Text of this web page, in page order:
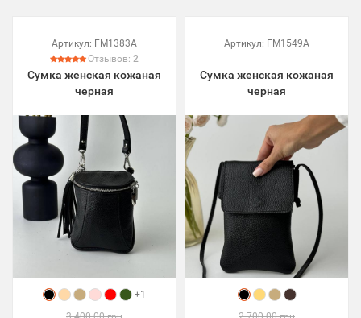
Артикул: FM1383A
Отзывов: 2
Сумка женская кожаная
черная
+1
Артикул: FM1549A
Сумка женская кожаная
черная